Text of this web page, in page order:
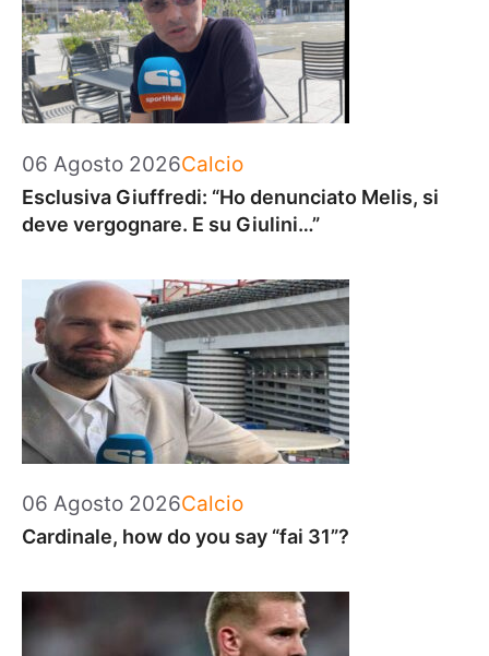
06 Agosto 2026Categorie
Calcio
Esclusiva Giuffredi: “Ho denunciato Melis, si
deve vergognare. E su Giulini…”
06 Agosto 2026Categorie
Calcio
Cardinale, how do you say “fai 31”?